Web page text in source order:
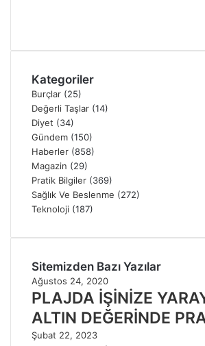
Kategoriler
Burçlar (25)
Değerli Taşlar (14)
Diyet (34)
Gündem (150)
Haberler (858)
Magazin (29)
Pratik Bilgiler (369)
Sağlık Ve Beslenme (272)
Teknoloji (187)
Sitemizden Bazı Yazılar
Ağustos 24, 2020
PLAJDA İŞİNİZE
ALTIN DEĞERİNDE
Şubat 22, 2023